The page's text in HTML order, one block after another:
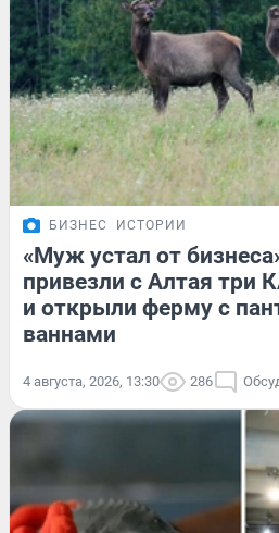
БИЗНЕС ИСТОРИИ
«Муж устал от
привезли с Алтая три
и открыли ферму с
ваннами
4 августа, 2026, 13:30 286